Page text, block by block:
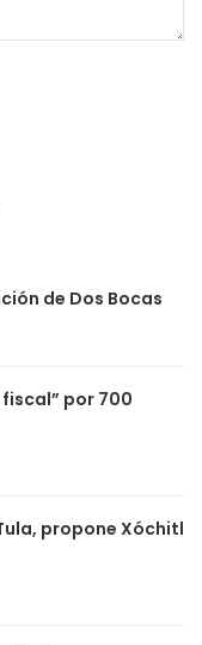
de Dos Bocas
por 700
propone Xóchitl